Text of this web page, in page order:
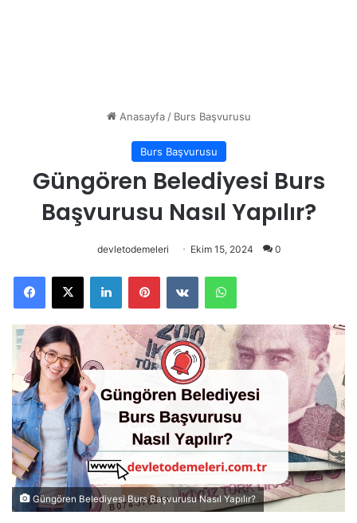
Anasayfa / Burs Başvurusu
Burs Başvurusu
Güngören Belediyesi Burs
Başvurusu Nasıl Yapılır?
devletodemeleri Ekim 15, 2024 0
Güngören Belediyesi Burs Başvurusu Nasıl Yapılır?